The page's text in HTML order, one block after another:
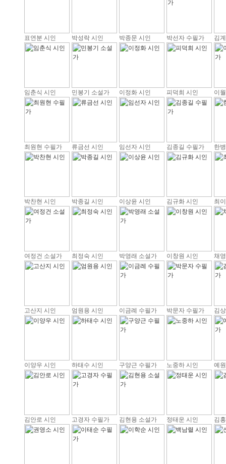
표연분 시인 박성락 시인 박종문 시인 박선자 수필가 김
임춘식 시인 민봉기 소설가 이정화 시인 피덕희 시인 이
최원현 수필가 류금선 시인 임선자 시인 김종길 수필가 한
박찬현 시인 박종길 시인 이상윤 시인 김규화 시인 최
여정건 소설가 최정숙 시인 박영래 소설가 이창원 시인 채
고산지 시인 엄원용 시인 이금례 수필가 박문자 수필가 김
이양우 시인 하태수 시인 구양근 수필가 노중하 시인 예
김안로 시인 고경자 수필가 김현용 소설가 정태운 시인 김